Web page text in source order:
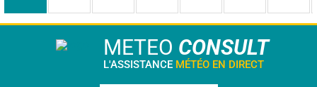
METEO CONSULT
L'ASSISTANCE MÉTÉO EN DIRECT